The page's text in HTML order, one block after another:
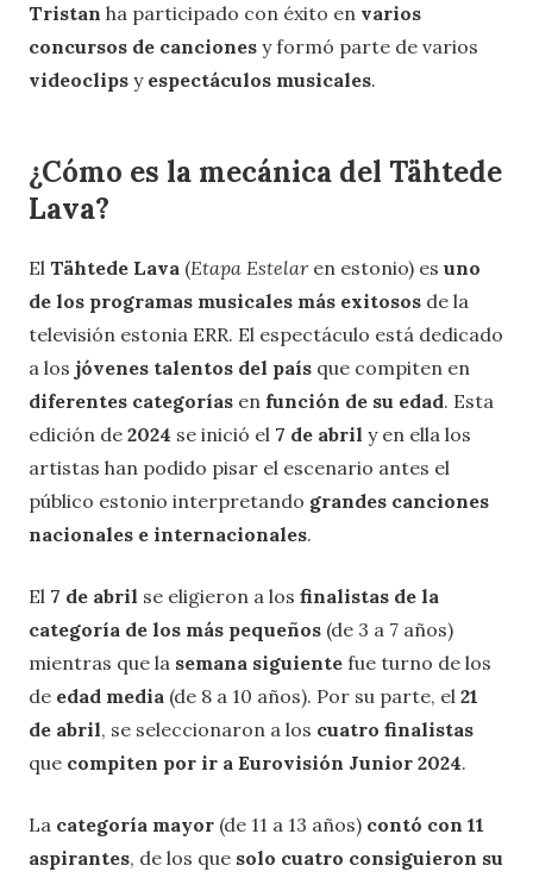
Tristan ha participado con éxito en varios
concursos de canciones y formó parte de varios
videoclips y espectáculos musicales.
¿Cómo es la mecánica del Tähtede
Lava?
El Tähtede Lava (Etapa Estelaren estonio) es uno
de los programas musicales más exitosos de la
televisión estonia ERR. El espectáculo está dedicado
a los jóvenes talentos del país que compiten en
diferentes categorías en función de su edad. Esta
edición de 2024 se inició el 7 de abril y en ella los
artistas han podido pisar el escenario antes el
público estonio interpretando grandes canciones
nacionales e internacionales.
El 7 de abril se eligieron a los finalistas de la
categoría de los más pequeños (de 3 a 7 años)
mientras que la semana siguiente fue turno de los
de edad media (de 8 a 10 años). Por su parte, el 21
de abril, se seleccionaron a los cuatro finalistas
que compiten por ir a Eurovisión Junior 2024.
La categoría mayor (de 11 a 13 años) contó con 11
aspirantes, de los que solo cuatro consiguieron su